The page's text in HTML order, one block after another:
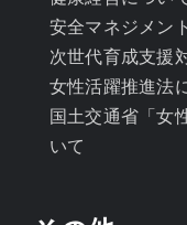
安全マネジメント
次世代育成支援
女性活躍推進法
国土交通省「女
いて